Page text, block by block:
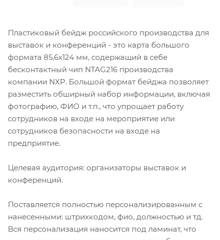
Пластиковый бейдж российского производства для
выставок и конференций - это карта большого
формата 85,6х124 мм, содержащий в себе
бесконтактный чип NTAG216 производства
компании NXP. Большой формат бейджа позволяет
разместить обширный набор информации, включая
фотографию, ФИО и т.п., что упрощает работу
сотрудников на входе на мероприятие или
сотрудников безопасности на входе на
предприятие.
Целевая аудитория: организаторы выставок и
конференций.
Поставляется полностью персонализированным с
нанесенными: штрихкодом, фио, должностью и тд.
Вся персонализация наносится под ламинат, что